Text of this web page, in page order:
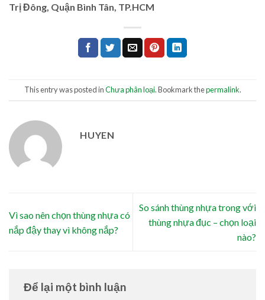
Trị Đông, Quận Bình Tân, TP.HCM
This entry was posted inChưa phân loại. Bookmark thepermalink.
HUYEN
Vì sao nên chọn thùng nhựa có
nắp đậy thay vì không nắp?
So sánh thùng nhựa trong với
thùng nhựa đục – chọn loại
nào?
Để lại một bình luận